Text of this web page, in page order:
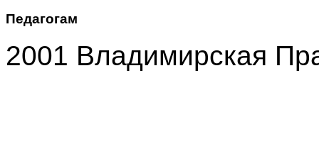
Педагогам
2001 Владимирская